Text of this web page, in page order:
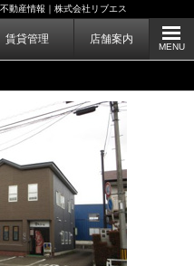
動産情報｜株式会社リブエス
賃貸管理 店舗案内
MENU